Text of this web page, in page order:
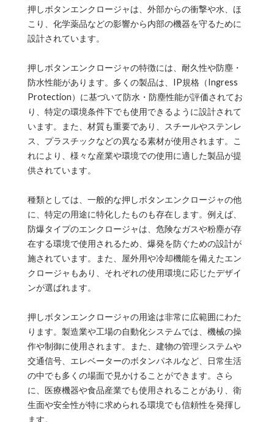
押しボタンエンクロージャは、外部からの衝撃や水、ほ
こり、化学薬品などの影響から内部の機器を守るために
設計されています。
押しボタンエンクロージャの特徴には、耐久性や防塵・
防水性能があります。多くの製品は、IP規格（Ingress
Protection）に基づいて防水・防塵性能が評価されてお
り、特定の環境条件下でも使用できるように設計されて
います。また、材質も重要であり、スチールやステンレ
ス、プラスチックなどの異なる素材が使用されます。こ
れにより、様々な産業や環境での使用に適した製品が提
供されています。
種類としては、一般的な押しボタンエンクロージャの他
に、特定の用途に特化したものも存在します。例えば、
防爆タイプのエンクロージャは、危険なガスや粉塵が存
在する環境で使用されるため、爆発を防ぐための設計が
施されています。また、屋外用や冷却機能を備えたエン
クロージャもあり、それぞれの使用環境に応じたデザイ
ンが選ばれます。
押しボタンエンクロージャの用途は非常に広範囲にわた
ります。製造業や工場の自動化システムでは、機械の操
作や制御に使用されます。また、建物の管理システムや
交通信号、エレベーターのボタンパネルなど、日常生活
の中でも多くの場面で見かけることができます。さら
に、医療機器や食品産業でも使用されることがあり、衛
生面や安全性が特に求められる環境でも信頼性を発揮し
ます。